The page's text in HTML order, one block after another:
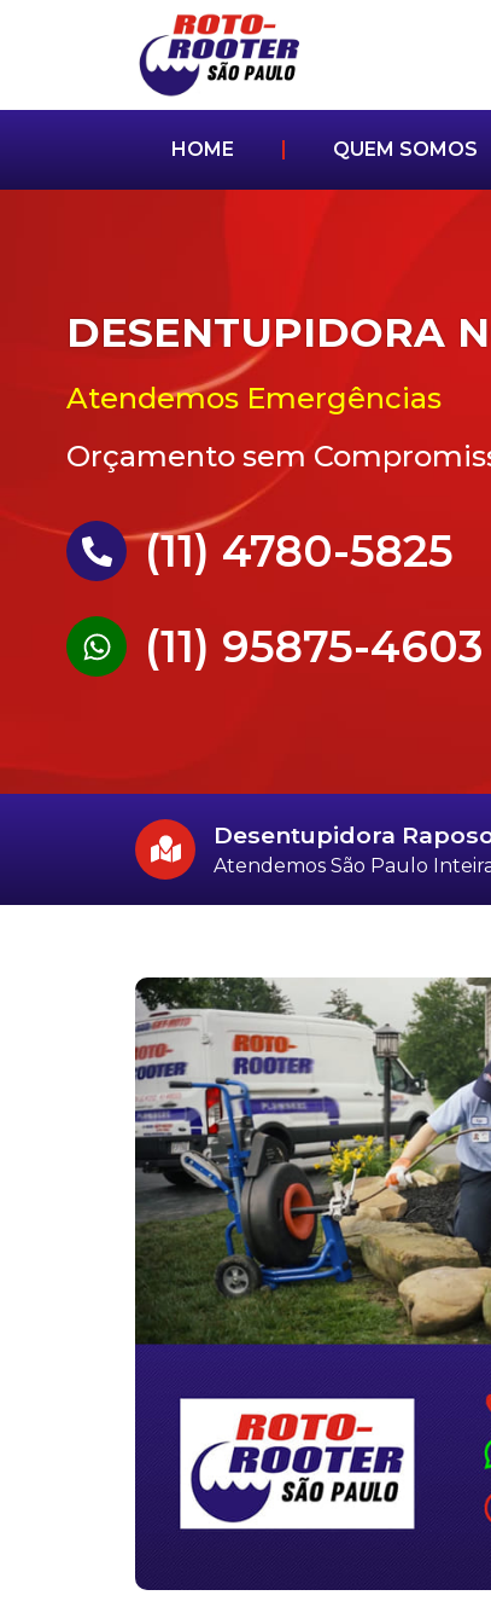
HOME QUEM SOMOS
DESENTUPIDORA
Atendemos Emergências
Orçamento sem
(11) 4780-5825
(11) 95875-4603
Desentupidora
Atendemos São Paulo